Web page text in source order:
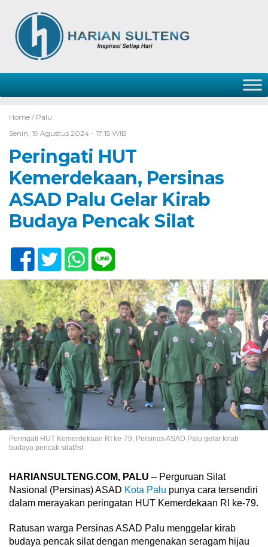
Home / Palu
Senin, 19 Agustus 2024 - 17:15 WIB
Peringati HUT
Kemerdekaan, Persinas
ASAD Palu Gelar Kirab
Budaya Pencak Silat
Peringati HUT Kemerdekaan RI ke-79, Persinas ASAD Palu gelar kirab
budaya pencak silat/Ist
HARIANSULTENG.COM, PALU – Perguruan Silat
Nasional (Persinas) ASAD Kota Palu punya cara tersendiri
dalam merayakan peringatan HUT Kemerdekaan RI ke-79.
Ratusan warga Persinas ASAD Palu menggelar kirab
budaya pencak silat dengan mengenakan seragam hijau